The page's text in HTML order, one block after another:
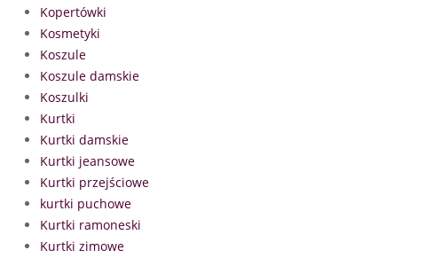
Kopertówki
Kosmetyki
Koszule
Koszule damskie
Koszulki
Kurtki
Kurtki damskie
Kurtki jeansowe
Kurtki przejściowe
kurtki puchowe
Kurtki ramoneski
Kurtki zimowe